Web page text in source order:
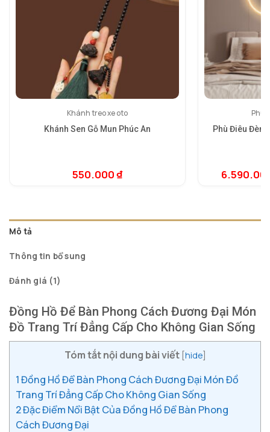
Khánh treo xe oto
Khánh Sen Gỗ Mun Phúc An
550.000₫
Phù
Phù Điêu Đèn
Mô tả
Thông tin bổ sung
Đánh giá (1)
Đồng Hồ Để Bàn Phong Cách Đương Đại Món
Đồ Trang Trí Đẳng Cấp Cho Không Gian Sống
Tóm tắt nội dung bài viết [hide]
1Đồng Hồ Để Bàn Phong Cách Đương Đại Món Đồ
Trang Trí Đẳng Cấp Cho Không Gian Sống
2Đặc Điểm Nổi Bật Của Đồng Hồ Để Bàn Phong
Cách Đương Đại